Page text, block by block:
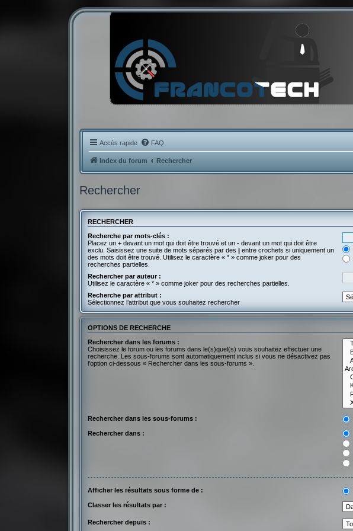
Accès rapide FAQ
Index du forum Rechercher
Rechercher
RECHERCHER
Recherche par mots-clés :
Placez un+ devant un mot qui doit être trouvé et un- devant un mot qui doit être
exclu. Saisissez une suite de mots séparés par des| entre crochets si uniquement un
des mots doit être trouvé. Utilisez le caractère « * » comme joker pour des
recherches partielles.
Rechercher par auteur :
Utilisez le caractère « * » comme joker pour des recherches partielles.
Recherche par attribut :
Sélectionnez l’attribut que vous souhaitez rechercher
OPTIONS DE RECHERCHE
Rechercher dans les forums :
Choisissez le forum ou les forums dans le(s)quel(s) vous souhaitez effectuer une
recherche. Les sous-forums sont automatiquement inclus si vous ne désactivez pas
l’option ci-dessous « Rechercher dans les sous-forums ».
Rechercher dans les sous-forums :
Rechercher dans :
Afficher les résultats sous forme de :
Classer les résultats par :
Rechercher depuis :